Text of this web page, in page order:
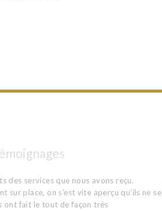
des services que nous avons reçu.
sur place, on s’est vite aperçu qu’ils ne se
ont fait le tout de façon très